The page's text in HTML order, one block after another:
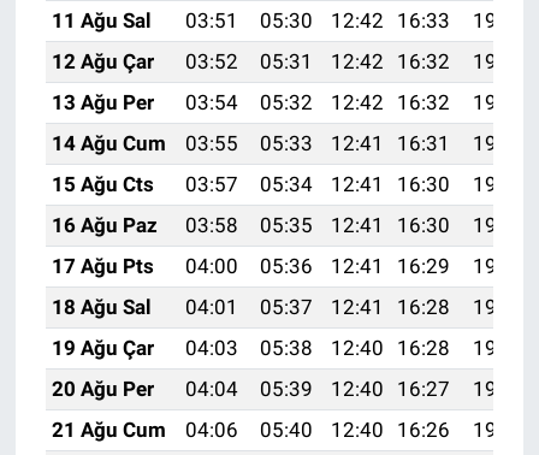
11 Ağu Sal
03:51 05:30 12:42 16:33
19:44
12 Ağu Çar
03:52 05:31 12:42 16:32
19:42
13 Ağu Per
03:54 05:32 12:42 16:32
19:41
14 Ağu Cum
03:55 05:33 12:41 16:31
19:40
15 Ağu Cts
03:57 05:34 12:41 16:30
19:38
16 Ağu Paz
03:58 05:35 12:41 16:30
19:37
17 Ağu Pts
04:00 05:36 12:41 16:29
19:36
18 Ağu Sal
04:01 05:37 12:41 16:28
19:34
19 Ağu Çar
04:03 05:38 12:40 16:28
19:33
20 Ağu Per
04:04 05:39 12:40 16:27
19:31
21 Ağu Cum
04:06 05:40 12:40 16:26
19:30